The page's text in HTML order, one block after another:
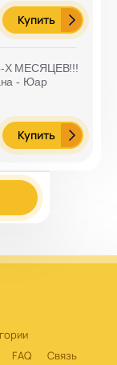
Купить
Х МЕСЯЦЕВ!!!
- Юар
Купить
FAQ Связь